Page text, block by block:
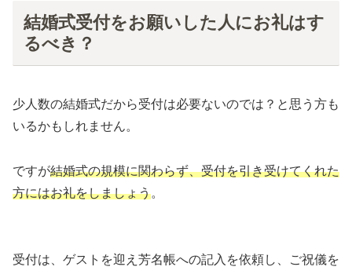
結婚式受付をお願いした人にお礼はす
るべき？
少人数の結婚式だから受付は必要ないのでは？と思う方も
いるかもしれません。
ですが結婚式の規模に関わらず、受付を引き受けてくれた
方にはお礼をしましょう。
受付は、ゲストを迎え芳名帳への記入を依頼し、ご祝儀を